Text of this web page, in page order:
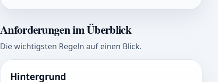
Anforderungen im Überblick
Die wichtigsten Regeln auf einen Blick.
Hintergrund